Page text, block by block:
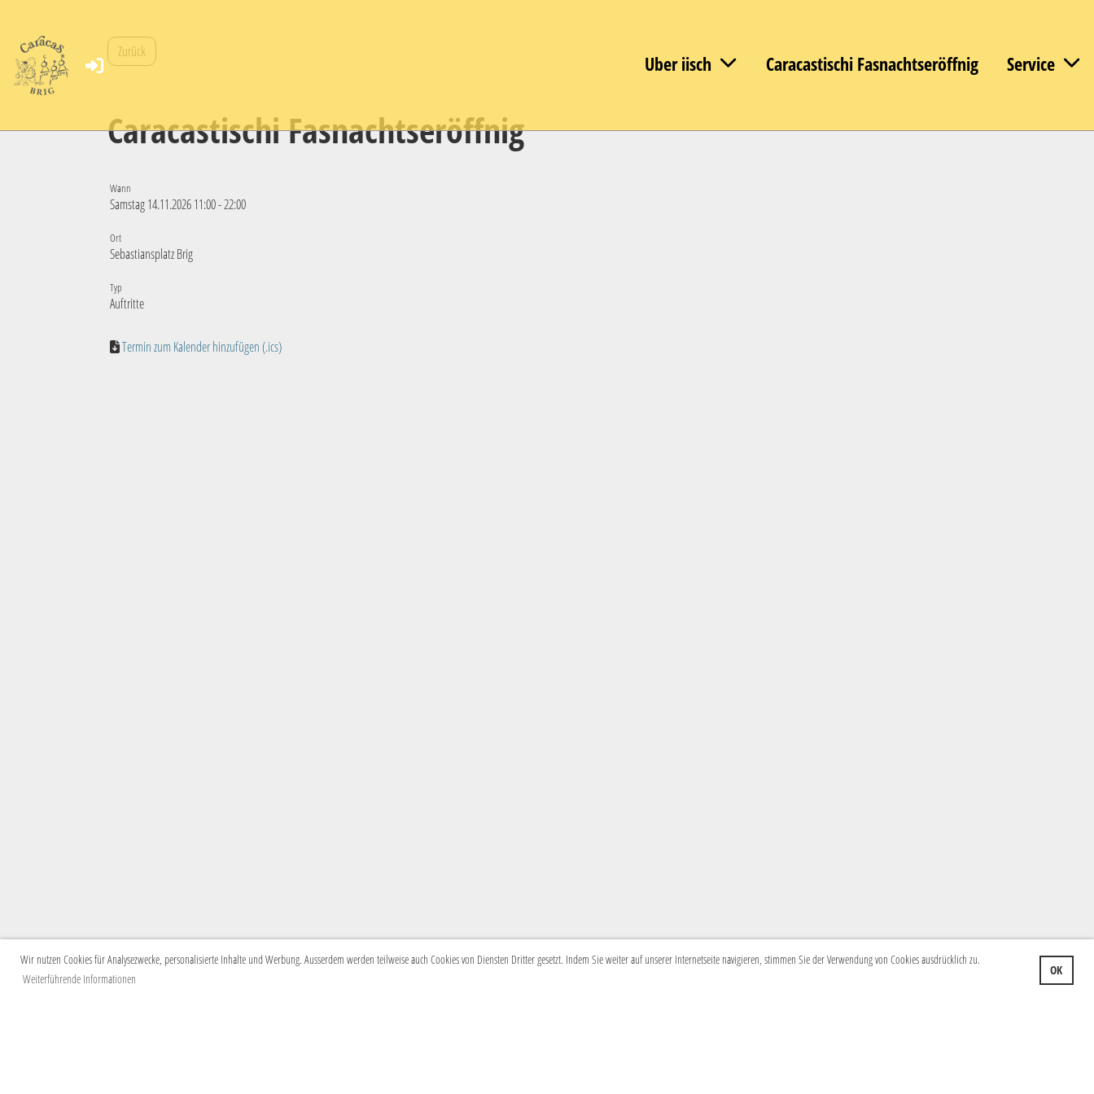
Wir nutzen Cookies für Analysezwecke, personalisierte Inhalte und Werbung. Ausserdem werden teilweise auch Cookies von Diensten Dritter gesetzt. Indem Sie weiter auf unserer Internetseite navigieren, stimmen Sie der Verwendung von Cookies ausdrücklich zu.
Weiterführende Informationen
OK
Uber iisch Caracastischi Fasnachtseröffnig Service
Zurück
Caracastischi Fasnachtseröffnig
Wann
Samstag 14.11.2026 11:00 - 22:00
Ort
Sebastiansplatz Brig
Typ
Auftritte
Termin zum Kalender hinzufügen (.ics)